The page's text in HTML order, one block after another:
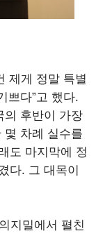
제게 정말 특별
쁘다”고 했다.
의 후반이 가장
몇 차례 실수를
도 마지막에 정
다. 그 대목이
지밀에서 펼친